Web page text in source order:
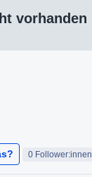
vorhanden
0 Follower:innen